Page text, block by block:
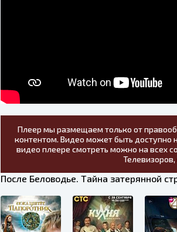
Плеер мы размещаем только от
контентом. Видео может быть доступно
видео плеере смотреть можно на всех
После Беловодье. Тайна затерянной